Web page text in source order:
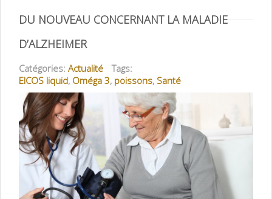
DU NOUVEAU CONCERNANT LA MALADIE
D’ALZHEIMER
Catégories: Actualité
Tags:
EICOS liquid, Oméga 3, poissons, Santé